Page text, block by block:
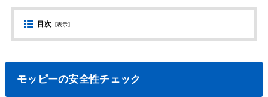
目次 [表示]
モッピーの安全性チェック